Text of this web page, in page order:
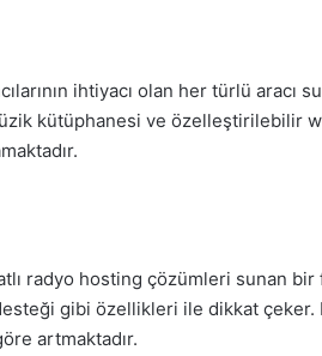
ihtiyacı olan her türlü aracı
kütüphanesi ve özelleştirilebilir
radyo hosting çözümleri sunan bir
gibi özellikleri ile dikkat çeker.
artmaktadır.